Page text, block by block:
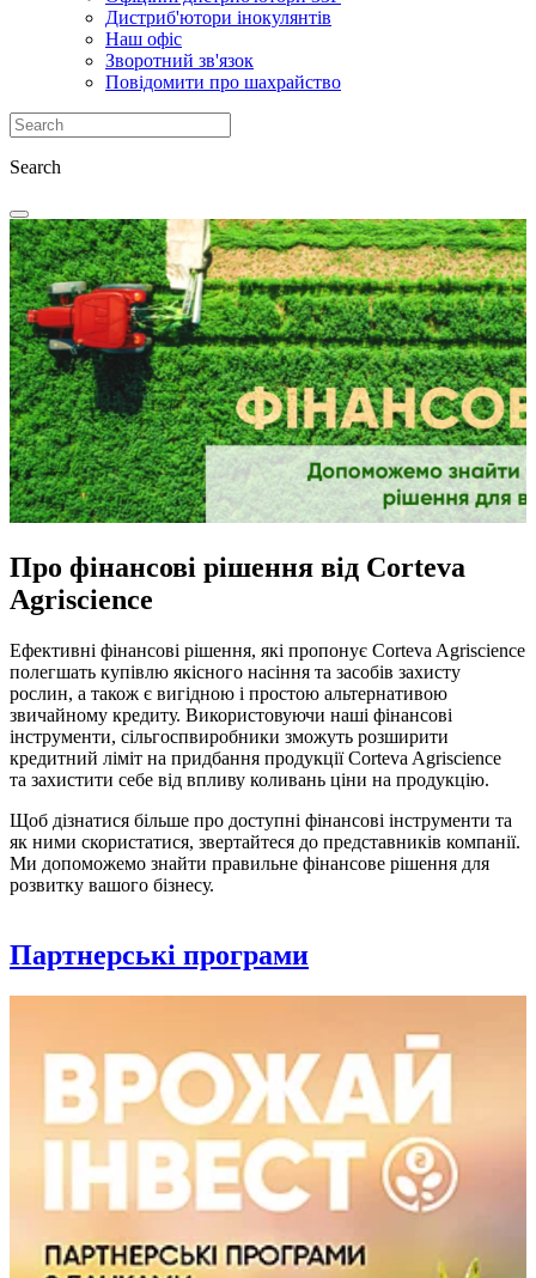
Дистриб'ютори інокулянтів
Наш офіс
Зворотний зв'язок
Повідомити про шахрайство
Search
Про фінансові рішення від Corteva
Agriscience
Ефективні фінансові рішення, які пропонує Corteva Agriscience
полегшать купівлю якісного насіння та засобів захисту
рослин, а також є вигідною і простою альтернативою
звичайному кредиту. Використовуючи наші фінансові
інструменти, сільгоспвиробники зможуть розширити
кредитний ліміт на придбання продукції Corteva Agriscience
та захистити себе від впливу коливань ціни на продукцію.
Щоб дізнатися більше про доступні фінансові інструменти та
як ними скористатися, звертайтеся до представників компанії.
Ми допоможемо знайти правильне фінансове рішення для
розвитку вашого бізнесу.
Партнерські програми